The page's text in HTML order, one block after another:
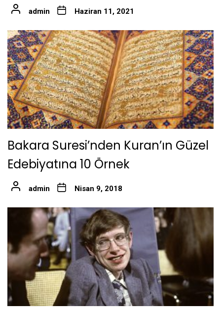
admin Haziran 11, 2021
Bakara Suresi’nden Kuran’ın Güzel
Edebiyatına 10 Örnek
admin Nisan 9, 2018